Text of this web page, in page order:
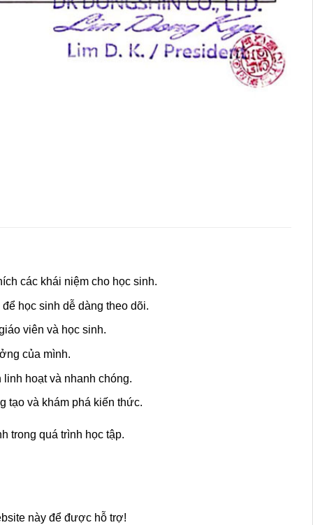
các khái niệm cho học sinh.
học sinh dễ dàng theo dõi.
viên và học sinh.
của mình.
hoạt và nhanh chóng.
tạo và khám phá kiến thức.
trong quá trình học tập.
này để được hỗ trợ!